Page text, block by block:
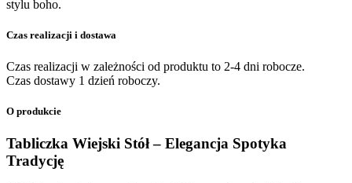
stylu boho.
Czas realizacji i dostawa
Czas realizacji w zależności od produktu to 2-4 dni robocze.
Czas dostawy 1 dzień roboczy.
O produkcie
Tabliczka Wiejski Stół – Elegancja Spotyka
Tradycję